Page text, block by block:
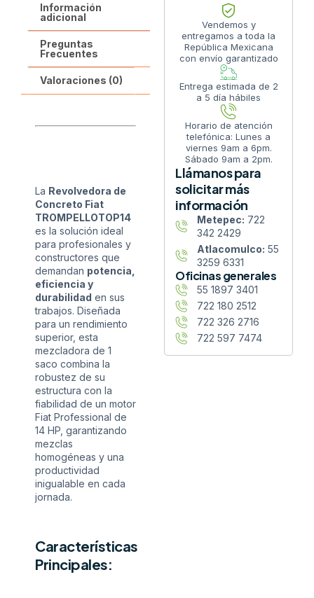
Información
adicional
Preguntas
Frecuentes
Valoraciones (0)
La Revolvedora de
Concreto Fiat
TROMPELLOTOP14
es la solución ideal
para profesionales y
constructores que
demandan potencia,
eficiencia y
durabilidad en sus
trabajos. Diseñada
para un rendimiento
superior, esta
mezcladora de 1
saco combina la
robustez de su
estructura con la
fiabilidad de un motor
Fiat Professional de
14 HP, garantizando
mezclas
homogéneas y una
productividad
inigualable en cada
jornada.
Características
Principales:
Vendemos y
entregamos a toda la
República Mexicana
con envío garantizado
Entrega estimada de 2
a 5 día hábiles
Horario de atención
telefónica: Lunes a
viernes 9am a 6pm.
Sábado 9am a 2pm.
Llámanos para
solicitar más
información
Metepec: 722
342 2429
Atlacomulco: 55
3259 6331
Oficinas generales
55 1897 3401
722 180 2512
722 326 2716
722 597 7474